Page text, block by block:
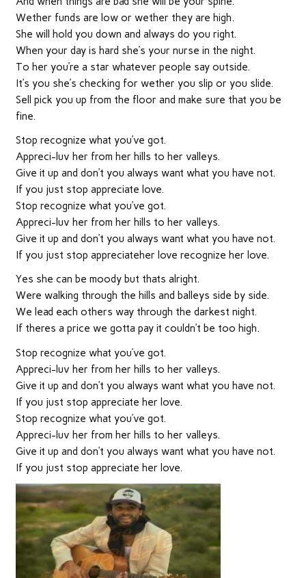
Wether funds are low or wether they are high.
She will hold you down and always do you right.
When your day is hard she’s your nurse in the night.
To her you’re a star whatever people say outside.
It’s you she’s checking for wether you slip or you slide.
Sell pick you up from the floor and make sure that you be
fine.
Stop recognize what you’ve got.
Appreci-luv her from her hills to her valleys.
Give it up and don’t you always want what you have not.
If you just stop appreciate love.
Stop recognize what you’ve got.
Appreci-luv her from her hills to her valleys.
Give it up and don’t you always want what you have not.
If you just stop appreciateher love recognize her love.
Yes she can be moody but thats alright.
Were walking through the hills and balleys side by side.
We lead each others way through the darkest night.
If theres a price we gotta pay it couldn’t be too high.
Stop recognize what you’ve got.
Appreci-luv her from her hills to her valleys.
Give it up and don’t you always want what you have not.
If you just stop appreciate her love.
Stop recognize what you’ve got.
Appreci-luv her from her hills to her valleys.
Give it up and don’t you always want what you have not.
If you just stop appreciate her love.